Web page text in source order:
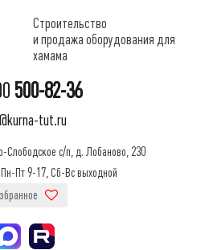
Строительство
и продажа оборудования для
хамама
500-82-36
tut.ru
Слободское с/п, д. Лобаново, 230
Пт 9-17, Сб-Вс выходной